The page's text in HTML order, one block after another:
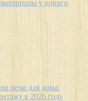
у одного
печи для дома:
в 2026 году